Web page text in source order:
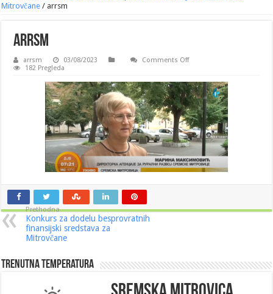
Mitrovčane / arrsm
arrsm
arrsm 03/08/2023 Comments Offon
182 Pregleda
Prethodna
Konkurs za dodelu besprovratnih
finansijski sredstava za
Mitrovčane
Trenutna Temperatura